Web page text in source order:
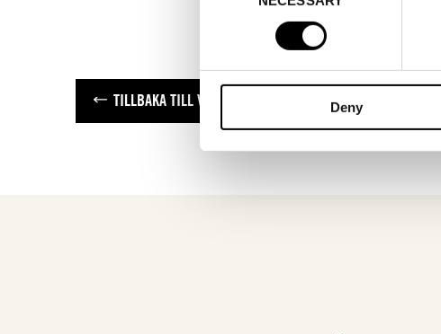
Deny
TILLBAKA TILL VARUMÄRKEN